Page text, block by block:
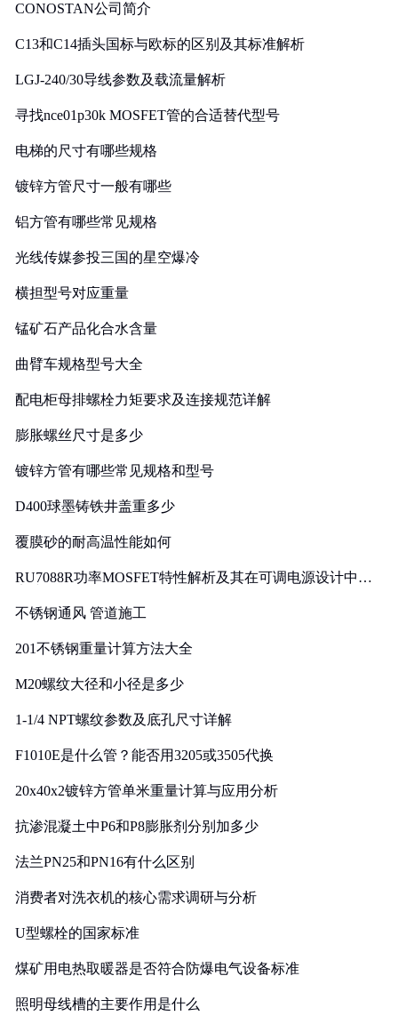
CONOSTAN公司简介
C13和C14插头国标与欧标的区别及其标准解析
LGJ-240/30导线参数及载流量解析
寻找nce01p30k MOSFET管的合适替代型号
电梯的尺寸有哪些规格
镀锌方管尺寸一般有哪些
铝方管有哪些常见规格
光线传媒参投三国的星空爆冷
横担型号对应重量
锰矿石产品化合水含量
曲臂车规格型号大全
配电柜母排螺栓力矩要求及连接规范详解
膨胀螺丝尺寸是多少
镀锌方管有哪些常见规格和型号
D400球墨铸铁井盖重多少
覆膜砂的耐高温性能如何
RU7088R功率MOSFET特性解析及其在可调电源设计中的
不锈钢通风 管道施工
201不锈钢重量计算方法大全
M20螺纹大径和小径是多少
1-1/4 NPT螺纹参数及底孔尺寸详解
F1010E是什么管？能否用3205或3505代换
20x40x2镀锌方管单米重量计算与应用分析
抗渗混凝土中P6和P8膨胀剂分别加多少
法兰PN25和PN16有什么区别
消费者对洗衣机的核心需求调研与分析
U型螺栓的国家标准
煤矿用电热取暖器是否符合防爆电气设备标准
照明母线槽的主要作用是什么